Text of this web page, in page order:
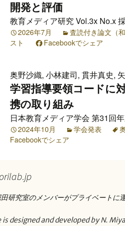
開発と評価
教育メディア研究 Vol.3x No.x
2026年7月 査読付き論文（和
スト
Facebookでシェア
奥野沙織, 小林建司, 貫井真史,
学習指導要領コードに
携の取り組み
日本教育メディア学会 第31回
2024年10月 学会発表
Facebookでシェア
研究室のメンバーがプライベートに
is designed and developed by N.